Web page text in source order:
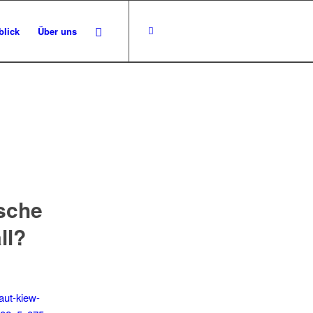
Über uns
kiew-